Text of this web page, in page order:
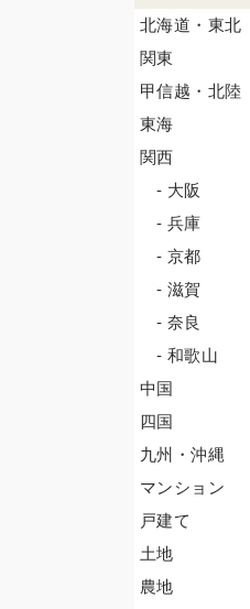
北海道・東北
関東
甲信越・北陸
東海
関西
- 大阪
- 兵庫
- 京都
- 滋賀
- 奈良
- 和歌山
中国
四国
九州・沖縄
マンション
戸建て
土地
農地